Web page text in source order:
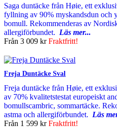
Saga duntäcke från Høie, ett
fyllning av 90% myskandsdun och
bomull. Rekommenderas av
allergiförbundet. Läs mer...
Från 3 009 krFraktfritt!
Freja Duntäcke Sval
Freja duntäcke från Høie, ett
av 70% kvalitetstestat europeiskt
bomullscambric, sommartäcke.
astma och allergiförbundet. Läs
Från 1 599 krFraktfritt!